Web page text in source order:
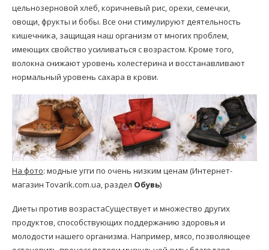
цельнозерновой хлеб, коричневый рис, орехи, семечки,
овощи, фрукты и бобы. Все они стимулируют деятельность
кишечника, защищая наш организм от многих проблем,
имеющих свойство усиливаться с возрастом. Кроме того,
волокна снижают уровень холестерина и восстанавливают
нормальный уровень сахара в крови.
На фото: модные угги по очень низким ценам (Интернет-
магазин Tovarik.com.ua, раздел Обувь)
Диеты против возрастаСуществует и множество других
продуктов, способствующих поддержанию здоровья и
молодости нашего организма. Например, мясо, позволяющее